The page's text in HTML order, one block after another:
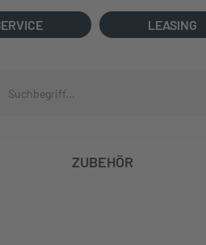
LEASING
ZUBEHÖR